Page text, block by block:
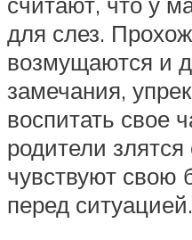
для слез.
возмущаются и
замечания,
воспитать свое
родители
чувствуют свою
перед ситуацией.